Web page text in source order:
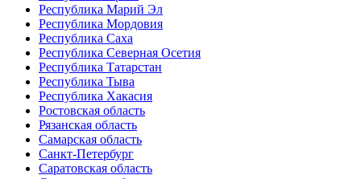
Республика Марий Эл
Республика Мордовия
Республика Саха
Республика Северная Осетия
Республика Татарстан
Республика Тыва
Республика Хакасия
Ростовская область
Рязанская область
Самарская область
Санкт-Петербург
Саратовская область